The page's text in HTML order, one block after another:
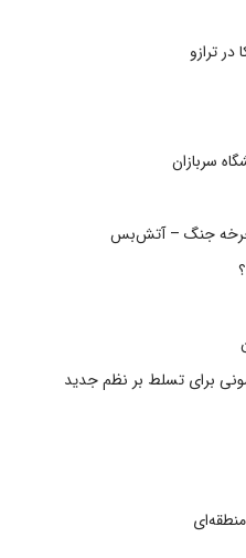
ترازو
سربازان
چرخه جنگ – آتش‌بس
برای تسلط بر نظم جدید